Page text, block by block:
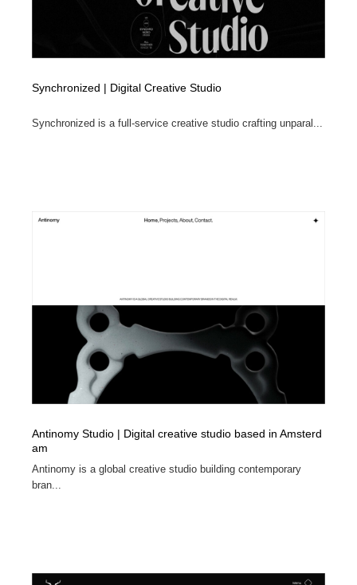
Synchronized | Digital Creative Studio
Synchronized is a full-service creative studio crafting unparal...
Antinomy Studio | Digital creative studio based in Amsterd
am
Antinomy is a global creative studio building contemporary
bran...